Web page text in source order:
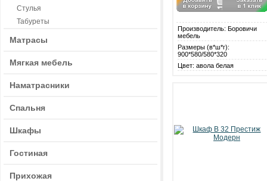
Стулья
Табуреты
Матрасы
Мягкая мебель
Наматрасники
Спальня
Шкафы
Гостиная
Прихожая
Производитель: Боровичи
мебель
Размеры (в*ш*г):
900*580/580*320
Цвет: авола белая